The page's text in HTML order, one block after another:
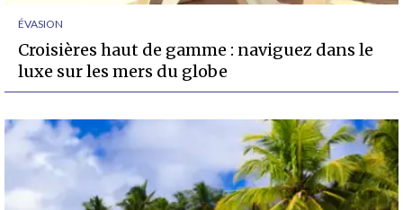
ÉVASION
Croisières haut de gamme : naviguez dans le
luxe sur les mers du globe